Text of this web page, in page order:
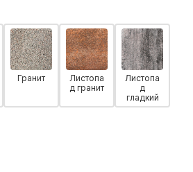
Гранит
Листопа
д гранит
Листопа
д
гладкий